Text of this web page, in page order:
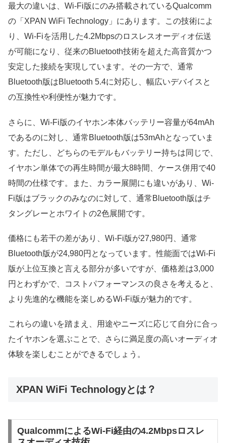
最大の違いは、Wi-Fi版にのみ搭載されているQualcomm
の「XPAN WiFi Technology」にあります。この技術によ
り、Wi-Fiを活用した4.2Mbpsのロスレスオーディオ伝送
が可能になり、従来のBluetooth技術を超えた高音質かつ
安定した接続を実現しています。その一方で、通常
Bluetooth版はBluetooth 5.4に対応し、幅広いデバイスと
の互換性や利便性が魅力です。
さらに、Wi-Fi版のイヤホン本体バッテリー容量が64mAh
であるのに対し、通常Bluetooth版は53mAhとなっていま
す。ただし、どちらのモデルもバッテリー持ちは同じで、
イヤホン単体での再生時間が最大8時間、ケース併用で40
時間の仕様です。また、カラー展開にも違いがあり、Wi-
Fi版はブラックのみなのに対して、通常Bluetooth版はチ
タングレーとホワイトの2色展開です。
価格にも若干の差があり、Wi-Fi版が27,980円、通常
Bluetooth版が24,980円となっています。性能面ではWi-Fi
版が上位互換と言える部分が多いですが、価格差は3,000
円とわずかで、コストパフォーマンスの良さを考えると、
より先進的な機能を楽しめるWi-Fi版が魅力的です。
これらの違いを踏まえ、用途やニーズに応じて自分に合っ
たイヤホンを選ぶことで、さらに満足度の高いオーディオ
体験を楽しむことができるでしょう。
XPAN WiFi Technologyとは？
QualcommによるWi-Fi経由の4.2Mbpsロスレ